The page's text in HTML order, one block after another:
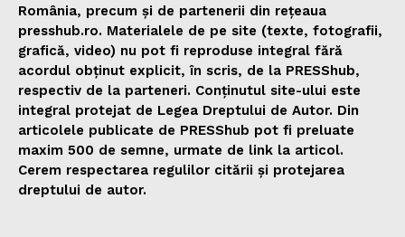
România, precum și de partenerii din rețeaua
presshub.ro. Materialele de pe site (texte, fotografii,
grafică, video) nu pot fi reproduse integral fără
acordul obținut explicit, în scris, de la PRESShub,
respectiv de la parteneri. Conținutul site-ului este
integral protejat de Legea Dreptului de Autor. Din
articolele publicate de PRESShub pot fi preluate
maxim 500 de semne, urmate de link la articol.
Cerem respectarea regulilor citării și protejarea
dreptului de autor.